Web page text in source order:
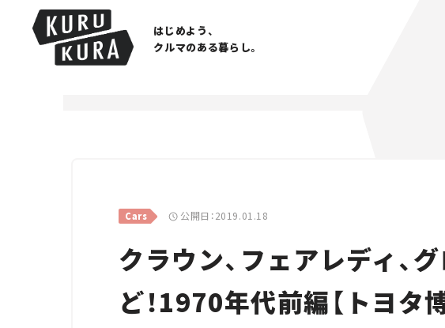
はじめよう、
クルマのある暮らし。
Cars 公開日：2019.01.18
クラウン、フェアレディ、
ど！1970年代前編【トヨタ